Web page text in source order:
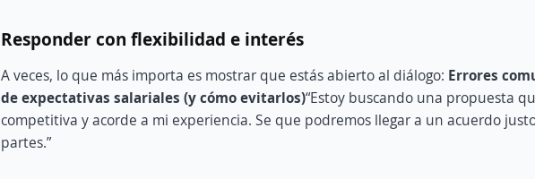
Responder con flexibilidad e interés
A veces, lo que más importa es mostrar que estás abierto al diálogo: Errores
de expectativas salariales (y cómo evitarlos)“Estoy buscando una propuesta
competitiva y acorde a mi experiencia. Se que podremos llegar a un acuerdo
partes.”